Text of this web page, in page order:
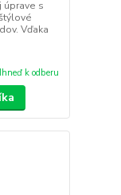
úprave s
Vďaka
Ihneď k odberu